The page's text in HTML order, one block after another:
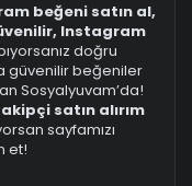
beğeni satın al,
Instagram
doğru
güvenilir beğeniler
Sosyalyuvam’da!
satın alırım
sayfamızı
et!